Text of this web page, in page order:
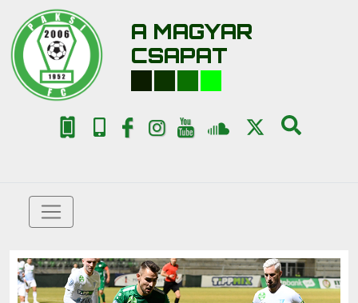
A MAGYAR
CSAPAT